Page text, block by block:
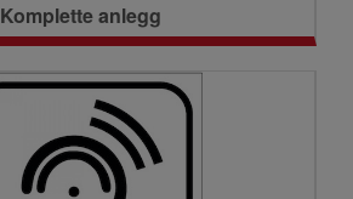
Komplette anlegg